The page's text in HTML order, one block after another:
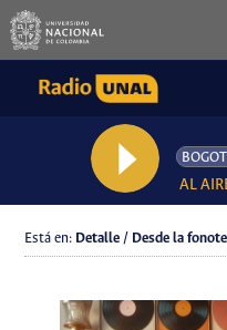
AL
Está en: Detalle / Desde la